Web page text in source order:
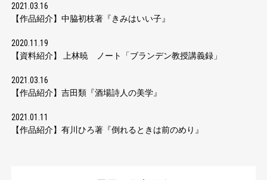
2021.03.16
【作品紹介】中脇初枝著『きみはいい子』
2020.11.19
【資料紹介】 上林暁 ノート「ブランデン教授講義録」
2021.03.16
【作品紹介】吉田類『酒場詩人の美学』
2021.01.11
【作品紹介】有川ひろ著『倒れるときは前のめり』